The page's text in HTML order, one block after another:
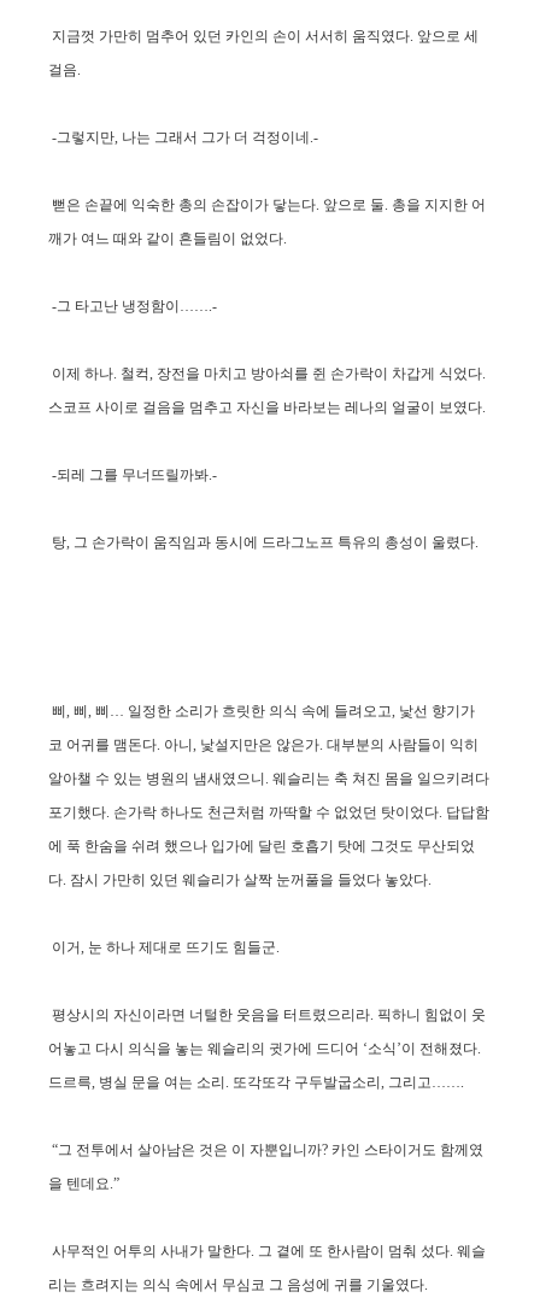
지금껏 가만히 멈추어 있던 카인의 손이 서서히 움직였다. 앞으로 세
걸음.
-그렇지만, 나는 그래서 그가 더 걱정이네.-
뻗은 손끝에 익숙한 총의 손잡이가 닿는다. 앞으로 둘. 총을 지지한 어
깨가 여느 때와 같이 흔들림이 없었다.
-그 타고난 냉정함이…….-
이제 하나. 철컥, 장전을 마치고 방아쇠를 쥔 손가락이 차갑게 식었다.
스코프 사이로 걸음을 멈추고 자신을 바라보는 레나의 얼굴이 보였다.
-되레 그를 무너뜨릴까봐.-
탕, 그 손가락이 움직임과 동시에 드라그노프 특유의 총성이 울렸다.
삐, 삐, 삐… 일정한 소리가 흐릿한 의식 속에 들려오고, 낯선 향기가
코 어귀를 맴돈다. 아니, 낯설지만은 않은가. 대부분의 사람들이 익히
알아챌 수 있는 병원의 냄새였으니. 웨슬리는 축 쳐진 몸을 일으키려다
포기했다. 손가락 하나도 천근처럼 까딱할 수 없었던 탓이었다. 답답함
에 푹 한숨을 쉬려 했으나 입가에 달린 호흡기 탓에 그것도 무산되었
다. 잠시 가만히 있던 웨슬리가 살짝 눈꺼풀을 들었다 놓았다.
이거, 눈 하나 제대로 뜨기도 힘들군.
평상시의 자신이라면 너털한 웃음을 터트렸으리라. 픽하니 힘없이 웃
어놓고 다시 의식을 놓는 웨슬리의 귓가에 드디어 ‘소식’이 전해졌다.
드르륵, 병실 문을 여는 소리. 또각또각 구두발굽소리, 그리고…….
“그 전투에서 살아남은 것은 이 자뿐입니까? 카인 스타이거도 함께였
을 텐데요.”
사무적인 어투의 사내가 말한다. 그 곁에 또 한사람이 멈춰 섰다. 웨슬
리는 흐려지는 의식 속에서 무심코 그 음성에 귀를 기울였다.